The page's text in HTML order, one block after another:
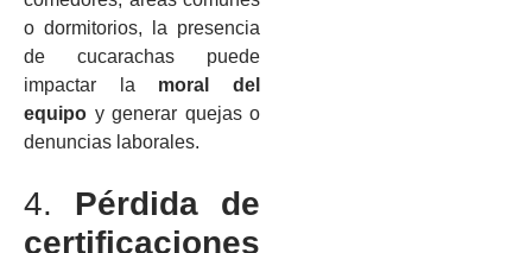
o dormitorios, la presencia
de cucarachas puede
impactar la moral del
equipo y generar quejas o
denuncias laborales.
4. Pérdida de
certificaciones